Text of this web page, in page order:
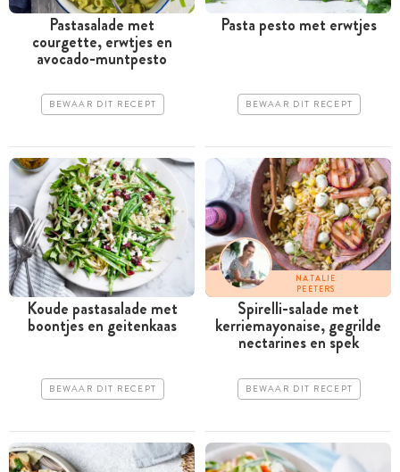
Pastasalade met
courgette, erwtjes en
avocado-muntpesto
BEWAAR DIT RECEPT
Pasta pesto met erwtjes
BEWAAR DIT RECEPT
Koude pastasalade met
boontjes en geitenkaas
BEWAAR DIT RECEPT
NATALIE
PEETERS
Spirelli-salade met
kerriemayonaise, gegrilde
nectarines en spek
BEWAAR DIT RECEPT